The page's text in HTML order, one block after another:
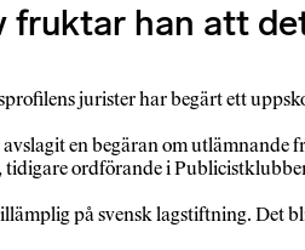
fruktar han att
jurister har begärt ett
en begäran om utlämnande
ordförande i
på svensk lagstiftning. Det